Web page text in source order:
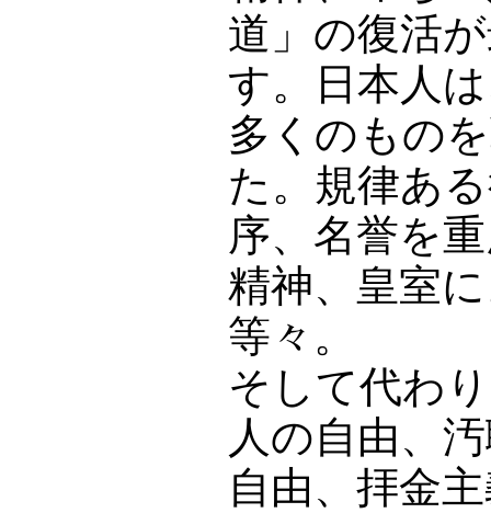
道」の復活
す。日本人
多くのもの
た。規律あ
序、名誉を
精神、皇室
等々。
そして代わ
人の自由、
自由、拝金